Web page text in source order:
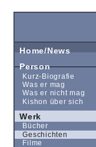
Home/News
Person
Kurz-Biografie
Was er mag
Was er nicht mag
Kishon über sich
Werk
Bücher
Geschichten
Filme